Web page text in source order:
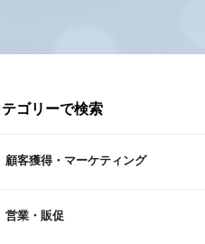
テゴリーで検索
顧客獲得・マーケティング
営業・販促